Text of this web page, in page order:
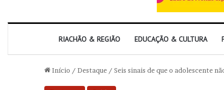
RIACHÃO & REGIÃO EDUCAÇÃO & CULTURA
Início / Destaque / Seis sinais de que o adolescente